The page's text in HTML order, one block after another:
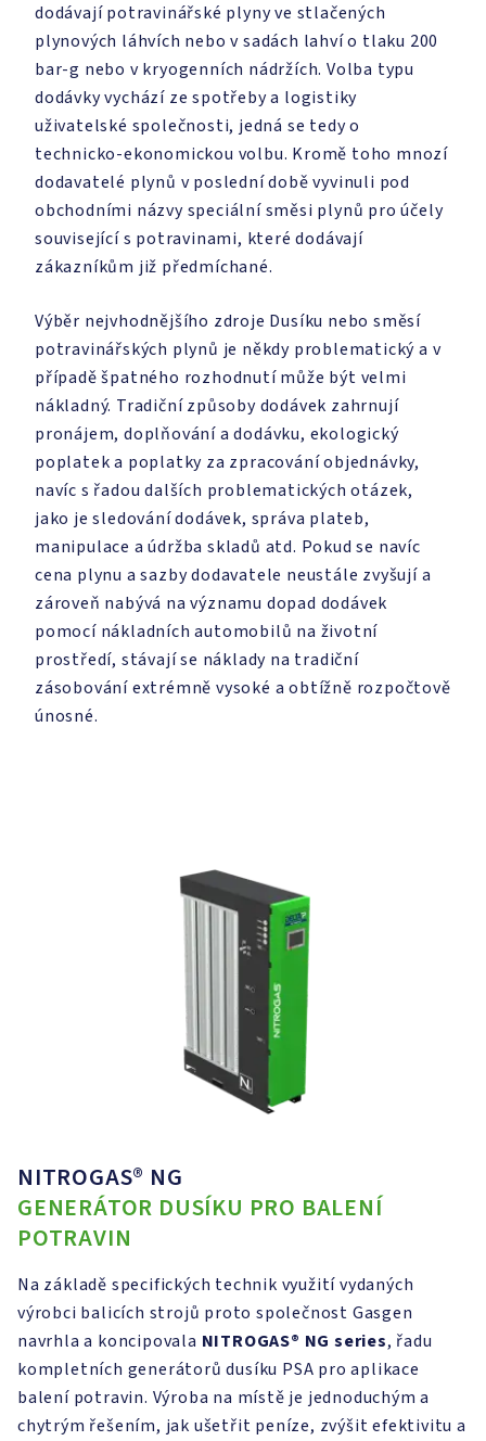
dodávají potravinářské plyny ve stlačených
plynových láhvích nebo v sadách lahví o tlaku 200
bar-g nebo v kryogenních nádržích. Volba typu
dodávky vychází ze spotřeby a logistiky
uživatelské společnosti, jedná se tedy o
technicko-ekonomickou volbu. Kromě toho mnozí
dodavatelé plynů v poslední době vyvinuli pod
obchodními názvy speciální směsi plynů pro účely
související s potravinami, které dodávají
zákazníkům již předmíchané.
Výběr nejvhodnějšího zdroje Dusíku nebo směsí
potravinářských plynů je někdy problematický a v
případě špatného rozhodnutí může být velmi
nákladný. Tradiční způsoby dodávek zahrnují
pronájem, doplňování a dodávku, ekologický
poplatek a poplatky za zpracování objednávky,
navíc s řadou dalších problematických otázek,
jako je sledování dodávek, správa plateb,
manipulace a údržba skladů atd. Pokud se navíc
cena plynu a sazby dodavatele neustále zvyšují a
zároveň nabývá na významu dopad dodávek
pomocí nákladních automobilů na životní
prostředí, stávají se náklady na tradiční
zásobování extrémně vysoké a obtížně rozpočtově
únosné.
NITROGAS® NG
GENERÁTOR DUSÍKU PRO BALENÍ
POTRAVIN
Na základě specifických technik využití vydaných
výrobci balicích strojů proto společnost Gasgen
navrhla a koncipovala NITROGAS® NG series, řadu
kompletních generátorů dusíku PSA pro aplikace
balení potravin. Výroba na místě je jednoduchým a
chytrým řešením, jak ušetřit peníze, zvýšit efektivitu a